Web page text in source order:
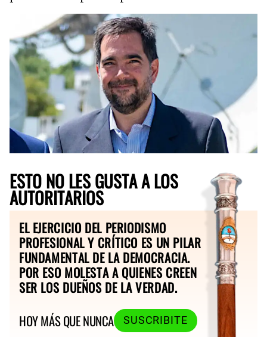
ESTO NO LES GUSTA A LOS
AUTORITARIOS
EL EJERCICIO DEL PERIODISMO
PROFESIONAL Y CRÍTICO ES UN PILAR
FUNDAMENTAL DE LA DEMOCRACIA.
POR ESO MOLESTA A QUIENES CREEN
SER LOS DUEÑOS DE LA VERDAD.
HOY MÁS QUE NUNCA
SUSCRIBITE